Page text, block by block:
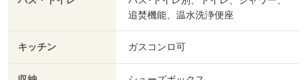
追焚機能、温水洗浄便座
キッチン ガスコンロ可